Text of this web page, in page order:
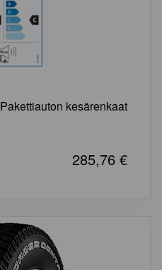
Pakettiauton kesärenkaat
285,76 €